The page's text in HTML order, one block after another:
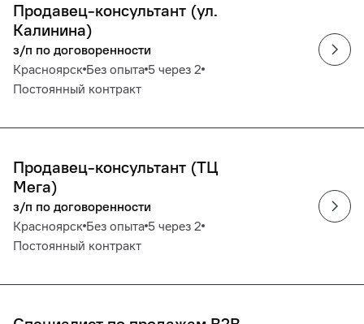
Продавец-консультант (ул.
Калинина)
з/п по договоренности
Красноярск Без опыта 5 через 2
Постоянный контракт
Продавец-консультант (ТЦ
Мега)
з/п по договоренности
Красноярск Без опыта 5 через 2
Постоянный контракт